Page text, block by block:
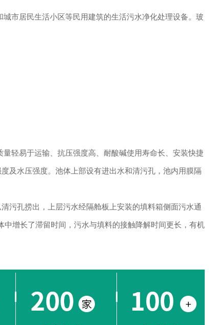
市居民生活小区等民用建筑的生活污水净化处理设备。玻
轻易于运输、抗压强度高、耐酸碱使用寿命长、安装快捷
及水压强度。池体上部设有进出水和清污孔，池内用膜隔
污孔捞出，上层污水经隔舱板上安装的填料箱侧面污水通
增长了滞留时间，污水与填料的接触降解时间更长，有机